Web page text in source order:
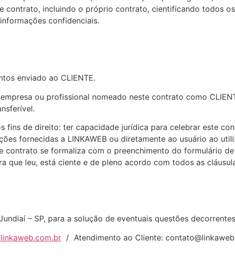
contrato, incluindo o próprio contrato, cientificando todos
confidenciais.
enviado ao CLIENTE.
ou profissional nomeado neste contrato como
fins de direito: ter capacidade jurídica para celebrar este
fornecidas a LINKAWEB ou diretamente ao usuário ao
contrato se formaliza com o preenchimento do formulário
que leu, está ciente e de pleno acordo com todos as
– SP, para a solução de eventuais questões
/ Atendimento ao Cliente: